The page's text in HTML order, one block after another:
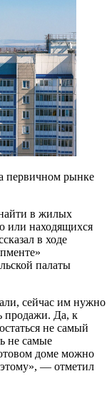
первичном рынке
в жилых
или находящихся
в ходе
палаты
сейчас им нужно
продажи. Да, к
не самый
не самые
доме можно
этому», — отметил